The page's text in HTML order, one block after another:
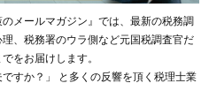
メールマガジン』では、最新の税務調
、税務署のウラ側など元国税調査官だ
をお届けします。
すか？」 と多くの反響を頂く税理士業